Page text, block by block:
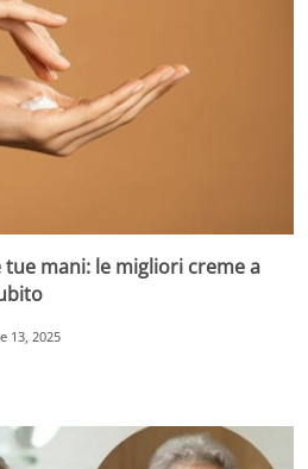
mani: le migliori creme a
13, 2025